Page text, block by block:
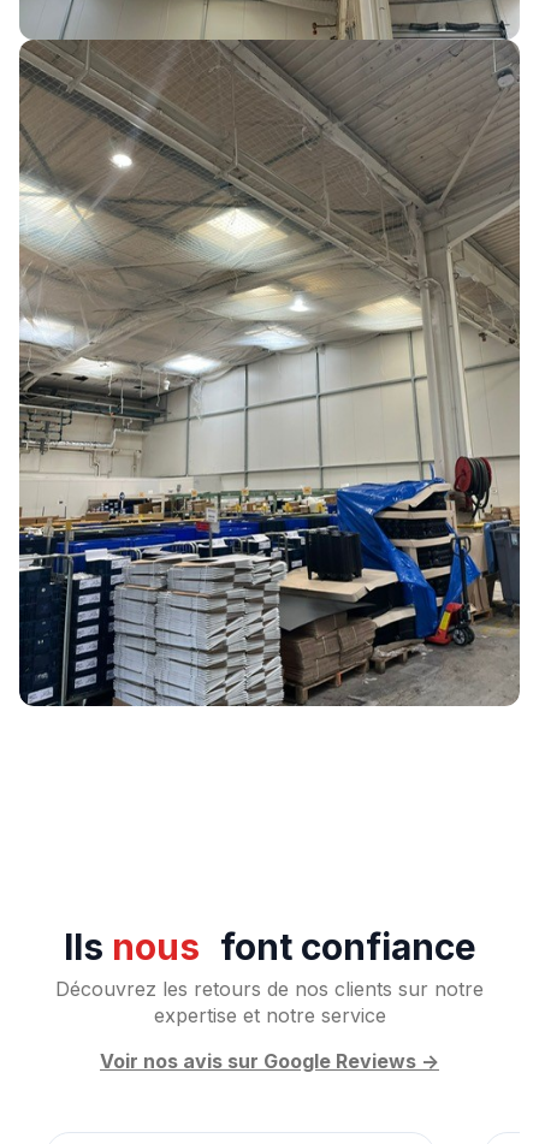
Ils nous font confiance
Découvrez les retours de nos clients sur notre
expertise et notre service
Voir nos avis sur Google Reviews ->